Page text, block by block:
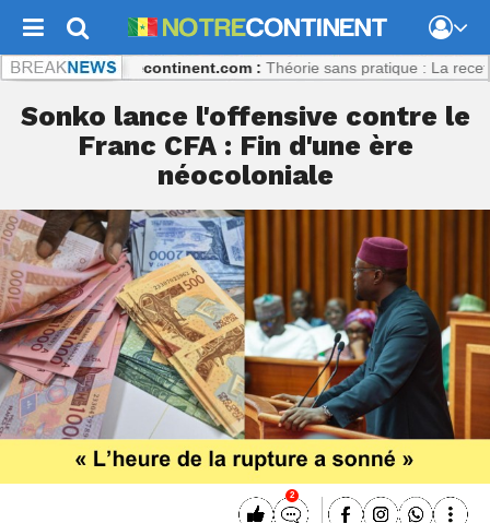
Notrecontinent.com : Théorie sans pratique : La recette du
Sonko lance l'offensive contre le
Franc CFA : Fin d'une ère
néocoloniale
2